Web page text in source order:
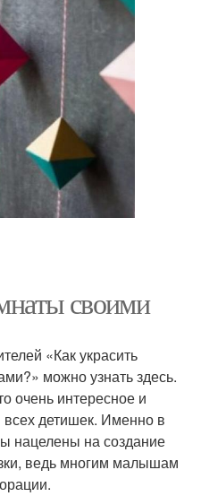
своими
«Как украсить
можно узнать здесь.
очень интересное и
всех детишек. Именно в
нацелены на создание
ведь многим малышам